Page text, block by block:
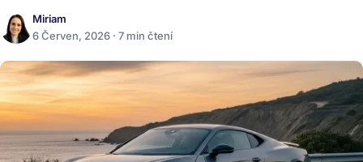
Miriam
6 Červen, 2026 · 7 min čtení